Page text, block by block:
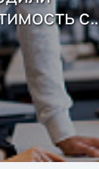
с
Sharx
для
данных